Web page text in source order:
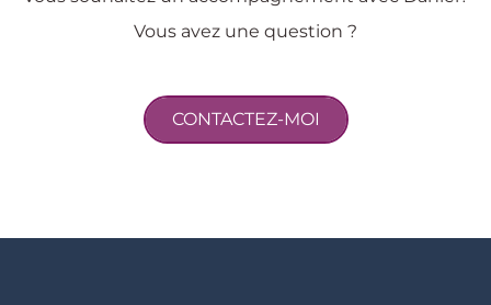
Vous avez une question ?
CONTACTEZ-MOI